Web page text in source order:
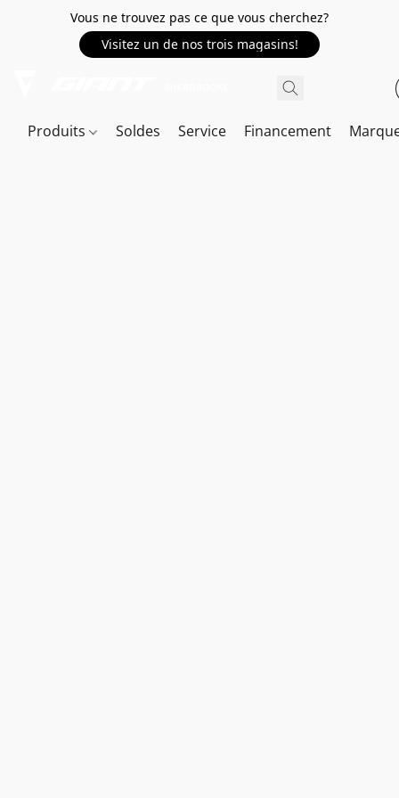
Vous ne trouvez pas ce que vous cherchez?
Visitez un de nos trois magasins!
Produits Soldes Service Financement